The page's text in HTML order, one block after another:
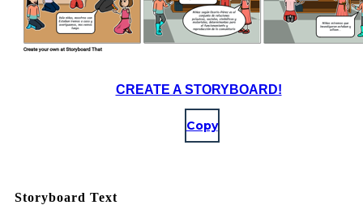
CREATE A STORYBOARD!
Copy
Storyboard Text